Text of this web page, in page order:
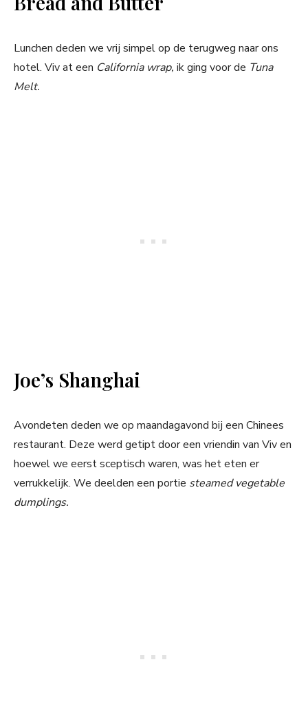
Lunchen deden we vrij simpel op de terugweg naar ons
hotel. Viv at een California wrap, ik ging voor de Tuna
Melt.
Joe’s Shanghai
Avondeten deden we op maandagavond bij een Chinees
restaurant. Deze werd getipt door een vriendin van Viv en
hoewel we eerst sceptisch waren, was het eten er
verrukkelijk. We deelden een portie steamed vegetable
dumplings.